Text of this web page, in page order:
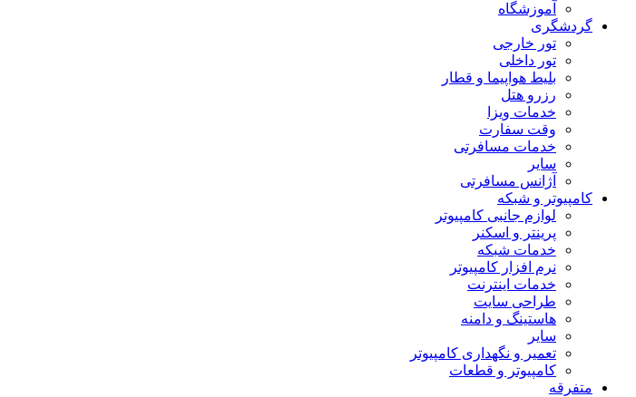
آموزشگاه
گردشگری
تور خارجی
تور داخلی
بلیط هواپیما و قطار
رزرو هتل
خدمات ویزا
وقت سفارت
خدمات مسافرتی
سایر
آژانس مسافرتی
کامپیوتر و شبکه
لوازم جانبی کامپیوتر
پرینتر و اسکنر
خدمات شبکه
نرم افزار کامپیوتر
خدمات اینترنت
طراحی سایت
هاستینگ و دامنه
سایر
تعمیر و نگهداری کامپیوتر
کامپیوتر و قطعات
متفرقه